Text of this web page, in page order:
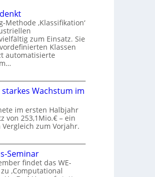
Methode ‚Klassifikation‘
zum Einsatz. Sie
Klassen
automatisierte
Wachstum im
im ersten Halbjahr
von 253,1Mio.€ – ein
Vergleich zum Vorjahr.
Seminar
findet das WE-
‚Computational